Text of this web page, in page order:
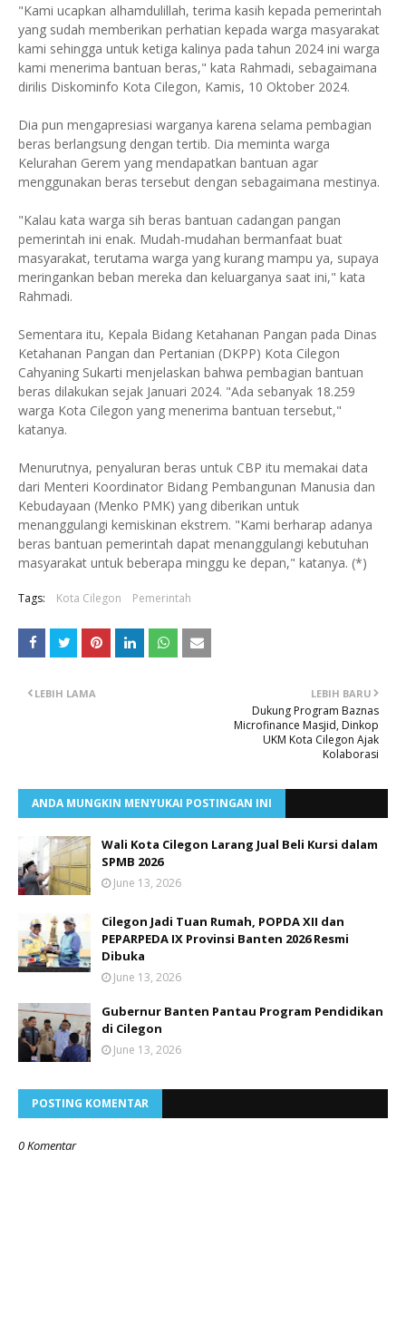
"Kami ucapkan alhamdulillah, terima kasih kepada pemerintah
yang sudah memberikan perhatian kepada warga masyarakat
kami sehingga untuk ketiga kalinya pada tahun 2024 ini warga
kami menerima bantuan beras," kata Rahmadi, sebagaimana
dirilis Diskominfo Kota Cilegon, Kamis, 10 Oktober 2024.
Dia pun mengapresiasi warganya karena selama pembagian
beras berlangsung dengan tertib. Dia meminta warga
Kelurahan Gerem yang mendapatkan bantuan agar
menggunakan beras tersebut dengan sebagaimana mestinya.
"Kalau kata warga sih beras bantuan cadangan pangan
pemerintah ini enak. Mudah-mudahan bermanfaat buat
masyarakat, terutama warga yang kurang mampu ya, supaya
meringankan beban mereka dan keluarganya saat ini," kata
Rahmadi.
Sementara itu, Kepala Bidang Ketahanan Pangan pada Dinas
Ketahanan Pangan dan Pertanian (DKPP) Kota Cilegon
Cahyaning Sukarti menjelaskan bahwa pembagian bantuan
beras dilakukan sejak Januari 2024. "Ada sebanyak 18.259
warga Kota Cilegon yang menerima bantuan tersebut,"
katanya.
Menurutnya, penyaluran beras untuk CBP itu memakai data
dari Menteri Koordinator Bidang Pembangunan Manusia dan
Kebudayaan (Menko PMK) yang diberikan untuk
menanggulangi kemiskinan ekstrem. "Kami berharap adanya
beras bantuan pemerintah dapat menanggulangi kebutuhan
masyarakat untuk beberapa minggu ke depan," katanya. (*)
Tags: Kota Cilegon Pemerintah
LEBIH BARU
Dukung Program Baznas
Microfinance Masjid, Dinkop
UKM Kota Cilegon Ajak
Kolaborasi
LEBIH LAMA
ANDA MUNGKIN MENYUKAI POSTINGAN INI
Wali Kota Cilegon Larang Jual Beli Kursi dalam
SPMB 2026
June 13, 2026
Cilegon Jadi Tuan Rumah, POPDA XII dan
PEPARPEDA IX Provinsi Banten 2026 Resmi
Dibuka
June 13, 2026
Gubernur Banten Pantau Program Pendidikan
di Cilegon
June 13, 2026
POSTING KOMENTAR
0 Komentar